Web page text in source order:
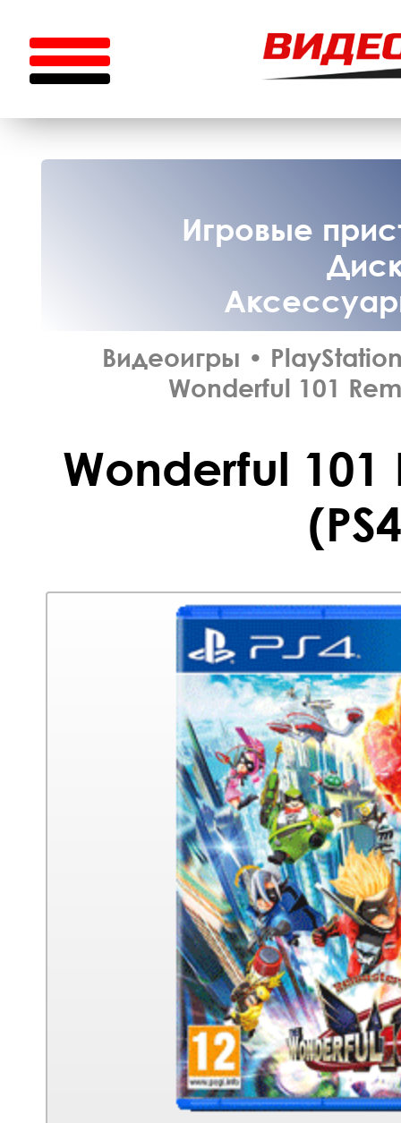
Игровые
Видеоигры •
Wonderful 101
Wonderful 101